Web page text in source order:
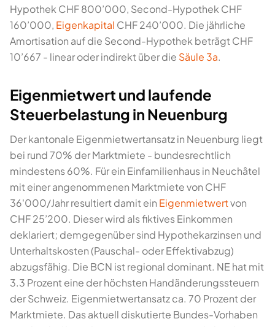
Hypothek CHF 800’000, Second-Hypothek CHF
160’000, Eigenkapital CHF 240’000. Die jährliche
Amortisation auf die Second-Hypothek beträgt CHF
10’667 - linear oder indirekt über die Säule 3a.
Eigenmietwert und laufende
Steuerbelastung in Neuenburg
Der kantonale Eigenmietwertansatz in Neuenburg liegt
bei rund 70% der Marktmiete - bundesrechtlich
mindestens 60%. Für ein Einfamilienhaus in Neuchâtel
mit einer angenommenen Marktmiete von CHF
36'000/Jahr resultiert damit ein Eigenmietwertvon
CHF 25’200. Dieser wird als fiktives Einkommen
deklariert; demgegenüber sind Hypothekarzinsen und
Unterhaltskosten (Pauschal- oder Effektivabzug)
abzugsfähig. Die BCN ist regional dominant. NE hat mit
3.3 Prozent eine der höchsten Handänderungssteuern
der Schweiz. Eigenmietwertansatz ca. 70 Prozent der
Marktmiete. Das aktuell diskutierte Bundes-Vorhaben